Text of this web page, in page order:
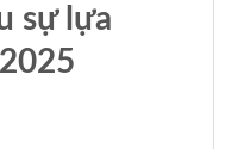
sự lựa